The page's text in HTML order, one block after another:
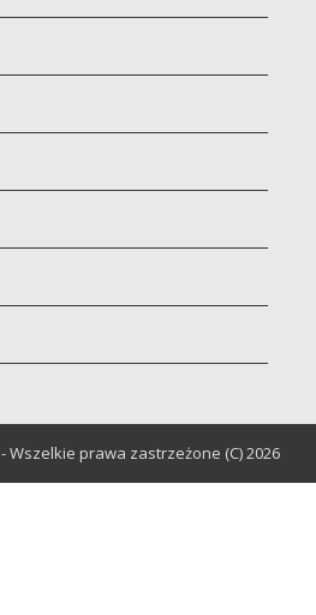
- Wszelkie prawa zastrzeżone (C) 2026